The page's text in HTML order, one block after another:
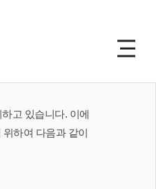
고 있습니다. 이에
하여 다음과 같이